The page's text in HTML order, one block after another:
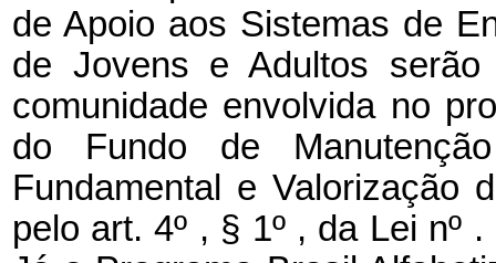
de Apoio aos Sistemas de
de Jovens e Adultos
comunidade envolvida no
do Fundo de
Fundamental e Valorização
pelo art. 4º , § 1º , da Lei nº